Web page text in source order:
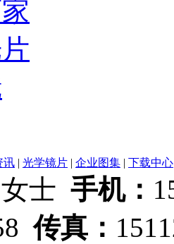
讯 | 光学镜片 | 企业图集 | 下载中心
士 手机：
传真：